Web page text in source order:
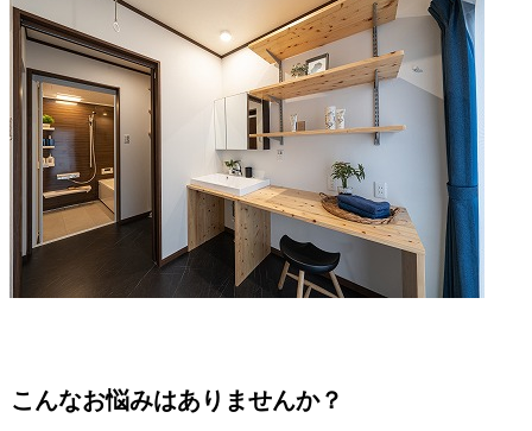
こんなお悩みはありませんか？